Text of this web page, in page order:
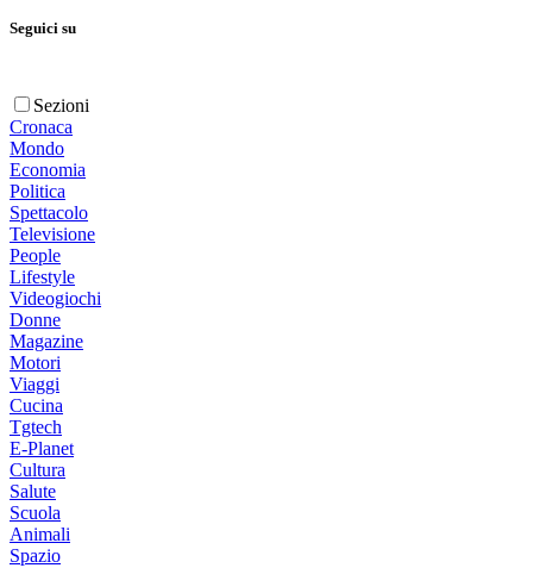
Seguici su
Sezioni
Cronaca
Mondo
Economia
Politica
Spettacolo
Televisione
People
Lifestyle
Videogiochi
Donne
Magazine
Motori
Viaggi
Cucina
Tgtech
E-Planet
Cultura
Salute
Scuola
Animali
Spazio